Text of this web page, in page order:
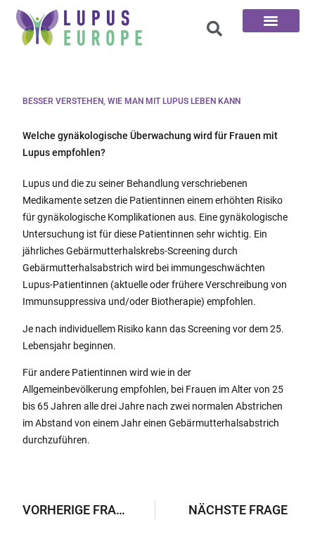
BESSER VERSTEHEN, WIE MAN MIT LUPUS LEBEN KANN
Welche gynäkologische Überwachung wird für Frauen mit
Lupus empfohlen?
Lupus und die zu seiner Behandlung verschriebenen
Medikamente setzen die Patientinnen einem erhöhten Risiko
für gynäkologische Komplikationen aus. Eine gynäkologische
Untersuchung ist für diese Patientinnen sehr wichtig. Ein
jährliches Gebärmutterhalskrebs-Screening durch
Gebärmutterhalsabstrich wird bei immungeschwächten
Lupus-Patientinnen (aktuelle oder frühere Verschreibung von
Immunsuppressiva und/oder Biotherapie) empfohlen.
Je nach individuellem Risiko kann das Screening vor dem 25.
Lebensjahr beginnen.
Für andere Patientinnen wird wie in der
Allgemeinbevölkerung empfohlen, bei Frauen im Alter von 25
bis 65 Jahren alle drei Jahre nach zwei normalen Abstrichen
im Abstand von einem Jahr einen Gebärmutterhalsabstrich
durchzuführen.
VORHERIGE FRAGE NÄCHSTE FRAGE